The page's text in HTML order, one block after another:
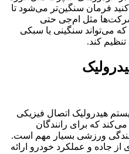
فرمان سنگین‌تر می‌شود تا
مثل ام‌جی حتی
می‌تواند سنگینی یا سبکی
کند.
هیدرولیک اتصال فیزیکی
که برای رانندگان
ورزشی بسیار مهم است.
از جاده و عملکرد خودرو ارائه